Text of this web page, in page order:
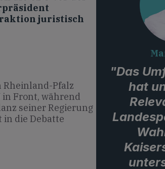
juristisch
Rheinland-Pfalz
in Front, während
seiner Regierung
die Debatte
"Das
hat